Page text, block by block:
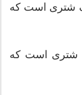
شتری است كه
شتری است كه